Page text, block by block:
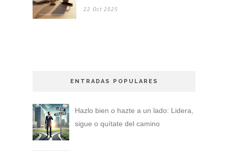
22 Oct 2025
ENTRADAS POPULARES
Hazlo bien o hazte a un lado: Lidera,
sigue o quítate del camino